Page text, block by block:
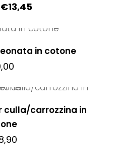
più
opzioni
possono
scelte
nella
pagina
del
€13,45
ha
più
opzioni
possono
essere
in cotone
culla/carrozzina in